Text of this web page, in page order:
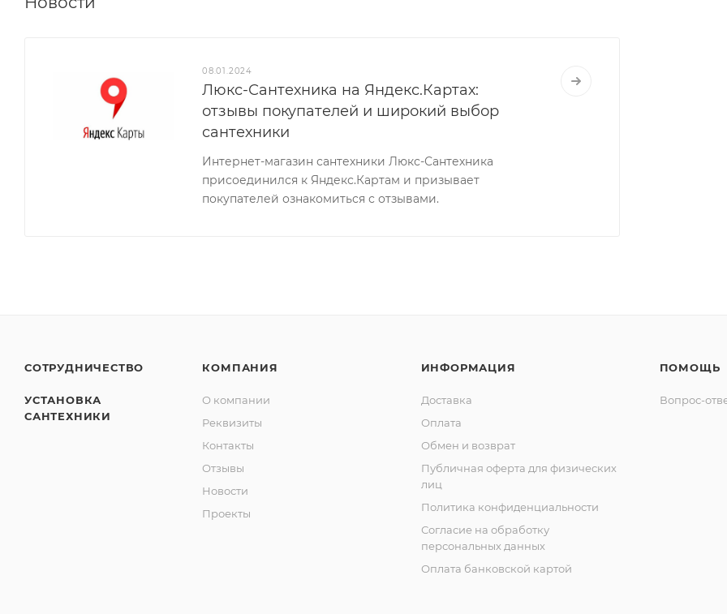
08.01.2024
Люкс-Сантехника на Яндекс.Картах:
отзывы покупателей и широкий выбор
сантехники
Интернет-магазин сантехники Люкс-Сантехника
присоединился к Яндекс.Картам и призывает
покупателей ознакомиться с отзывами.
СОТРУДНИЧЕСТВО
УСТАНОВКА
САНТЕХНИКИ
КОМПАНИЯ
О компании
Реквизиты
Контакты
Отзывы
Новости
Проекты
ИНФОРМАЦИЯ
Доставка
Оплата
Обмен и возврат
Публичная оферта для физических
лиц
Политика конфиденциальности
Согласие на обработку
персональных данных
Оплата банковской картой
ПОМОЩЬ
Вопрос-